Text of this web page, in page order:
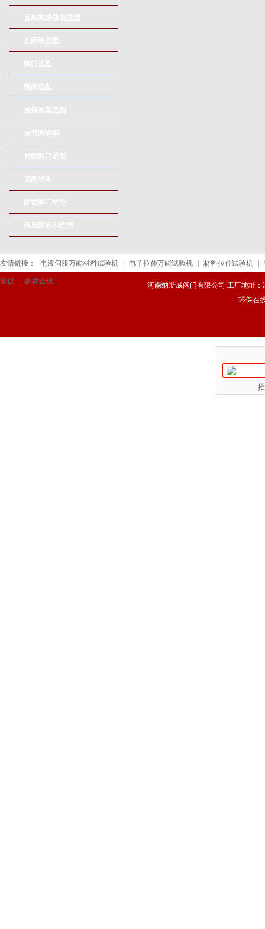
盲板阀眼镜阀选型
止回阀选型
阀门选型
氨阀选型
视镜视盅选型
调节阀选型
衬胶阀门选型
底阀选型
防盗阀门选型
液压阀系列选型
友情链接： 电液伺服万能材料试验机 电子拉伸万能试验机 材料拉伸试验机
量仪 多肽合成
河南纳斯威阀门有限公司 工厂地址：
环保在